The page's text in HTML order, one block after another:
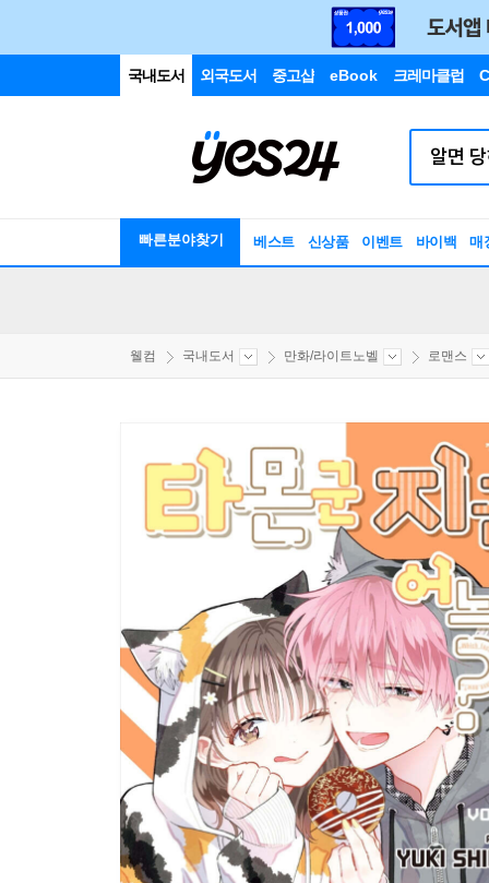
국내도서 외국도서 중고샵 eBook 크레마클럽
빠른분야찾기 베스트 신상품 이벤트 바이백 매
웰컴 국내도서 만화/라이트노벨 로맨스